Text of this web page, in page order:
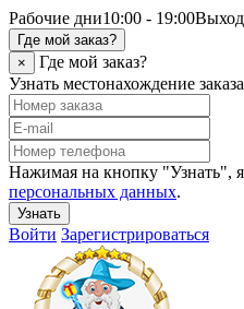
Рабочие дни10:00 - 19:00
Где мой заказ?
×
Где мой заказ?
Узнать местонахождение заказа
Нажимая на кнопку "Узнать",
персональных данных.
Узнать
Войти Зарегистрироваться